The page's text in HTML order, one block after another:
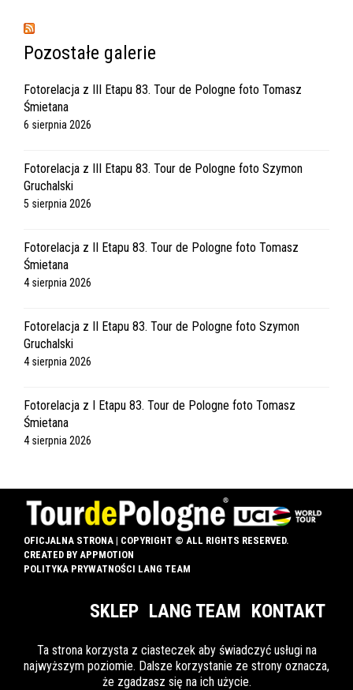
Pozostałe galerie
Fotorelacja z III Etapu 83. Tour de Pologne foto Tomasz
Śmietana
6 sierpnia 2026
Fotorelacja z III Etapu 83. Tour de Pologne foto Szymon
Gruchalski
5 sierpnia 2026
Fotorelacja z II Etapu 83. Tour de Pologne foto Tomasz
Śmietana
4 sierpnia 2026
Fotorelacja z II Etapu 83. Tour de Pologne foto Szymon
Gruchalski
4 sierpnia 2026
Fotorelacja z I Etapu 83. Tour de Pologne foto Tomasz
Śmietana
4 sierpnia 2026
OFICJALNA STRONA | COPYRIGHT © ALL RIGHTS RESERVED.
CREATED BY APPMOTION
POLITYKA PRYWATNOŚCI LANG TEAM
SKLEP LANG TEAM KONTAKT
INFO DLA OZN
Ta strona korzysta z ciasteczek aby świadczyć usługi na
najwyższym poziomie. Dalsze korzystanie ze strony oznacza,
że zgadzasz się na ich użycie.